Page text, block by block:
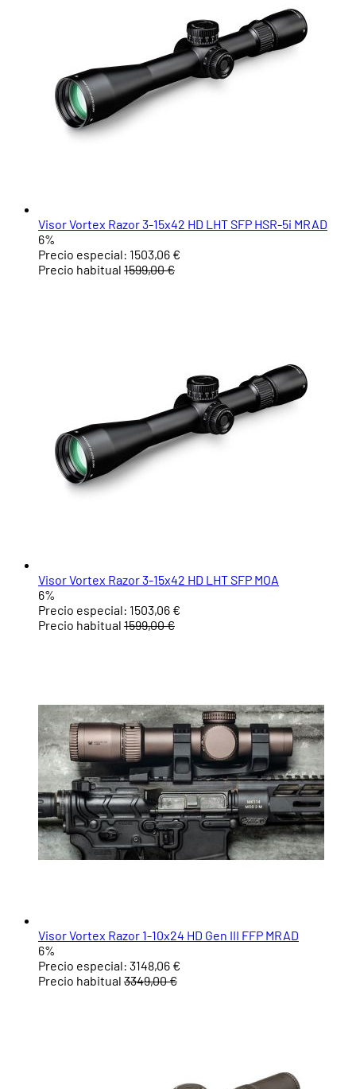
Visor Vortex Razor 3-15x42 HD LHT SFP HSR-5i MRAD
6%
Precio especial: 1503,06 €
Precio habitual 1599,00 €
Visor Vortex Razor 3-15x42 HD LHT SFP MOA
6%
Precio especial: 1503,06 €
Precio habitual 1599,00 €
Visor Vortex Razor 1-10x24 HD Gen III FFP MRAD
6%
Precio especial: 3148,06 €
Precio habitual 3349,00 €